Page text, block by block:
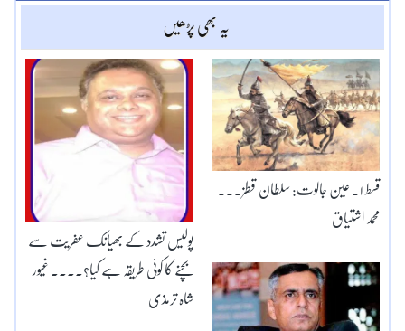
یہ بھی پڑھیں
پولیس تشدد کے بھیانک عفریت سے
بچنے کا کوئی طریقہ ہے کیا؟۔۔۔۔ غیور
شاہ ترمذی
قسط ۱۔ عین جالوت: سلطان قطز۔۔۔
محمد اشتیاق